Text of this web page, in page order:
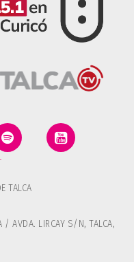
TALCA
/ AVDA. LIRCAY S/N, TALCA,